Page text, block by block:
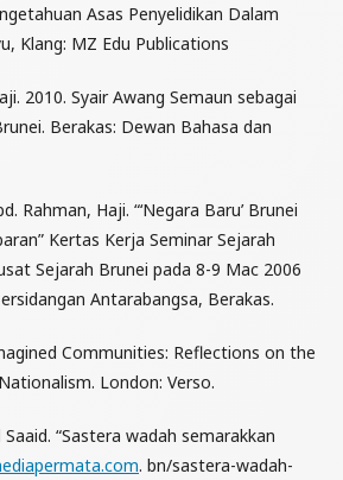
Asas Penyelidikan Dalam
Klang: MZ Edu Publications
2010. Syair Awang Semaun sebagai
Berakas: Dewan Bahasa dan
Rahman, Haji. “‘Negara Baru’ Brunei
Kertas Kerja Seminar Sejarah
Sejarah Brunei pada 8-9 Mac 2006
Antarabangsa, Berakas.
Communities: Reflections on the
London: Verso.
“Sastera wadah semarakkan
. bn/sastera-wadah-